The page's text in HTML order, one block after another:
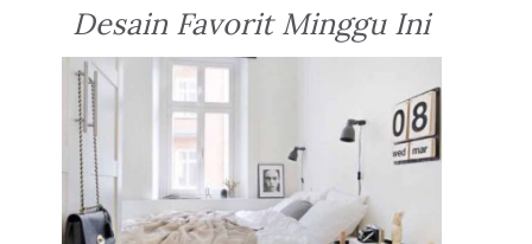
Desain Favorit Minggu Ini